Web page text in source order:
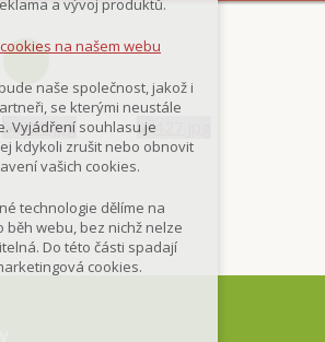
anonymizované
na našem webu
vše
a vývoj produktů.
na našem webu
naše společnost, jakož i
se kterými neustále
Vyjádření souhlasu je
kdykoli zrušit nebo obnovit
vašich cookies.
technologie dělíme na
běh webu, bez nichž nelze
Do této části spadají
cookies.